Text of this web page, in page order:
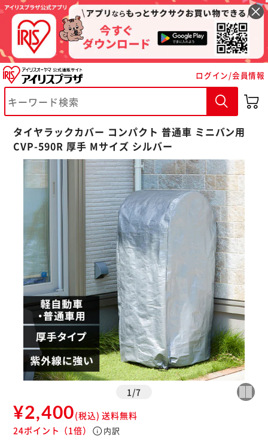
ログイン/会員情報
タイヤラックカバー コンパクト 普通車 ミニバン用
CVP-590R 厚手 Mサイズ シルバー
1 /7
¥2,400(税込) 送料無料
24ポイント （1倍） info内訳
※ご確認ください
カートに入れる 購入手続きへ